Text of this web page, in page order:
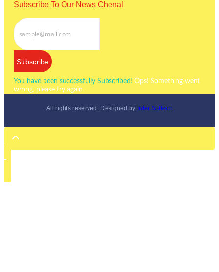
Subscribe To Our News Chenal
Subscribe
You have been successfully Subscribed! Ops! Something went
wrong, please try again.
All rights reserved. Designed by Inter Softech